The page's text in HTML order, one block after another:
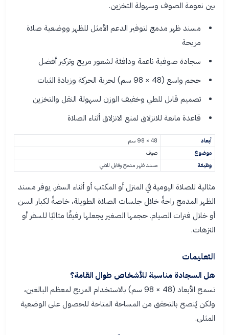
بين نعومة الصوف وسهولة التخزين.
مسند ظهر مدمج لتوفير الدعم الأمثل للظهر ووضعية صلاة
مريحة
سجادة صوفية ناعمة ودافئة لشعور مريح وتركيز أفضل
حجم واسع (48 × 98 سم) لحرية الحركة وزيادة الثبات
تصميم قابل للطي وخفيف الوزن لسهولة النقل والتخزين
قاعدة مانعة للانزلاق لمنع الانزلاق أثناء الصلاة
أبعاد
48 × 98 سم
موضوع
صوف
وظيفة
مسند ظهر مدمج وقابل للطي
مثالية للصلاة اليومية في المنزل أو المكتب أو أثناء السفر. يوفر مسند
الظهر المدمج راحةً خلال جلسات الصلاة الطويلة، خاصةً لكبار السن
أو خلال فترات الصيام. حجمها الصغير يجعلها رفيقًا مثاليًا للسفر أو
النزهات.
التعليمات
هل السجادة مناسبة للأشخاص طوال القامة؟
تسمح الأبعاد (48 × 98 سم) بالاستخدام المريح لمعظم البالغين،
ولكن يُنصح بالتحقق من المساحة المتاحة للحصول على الوضعية
المثلى.